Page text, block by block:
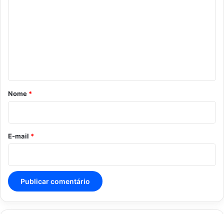
r
o
*
Nome *
E-mail *